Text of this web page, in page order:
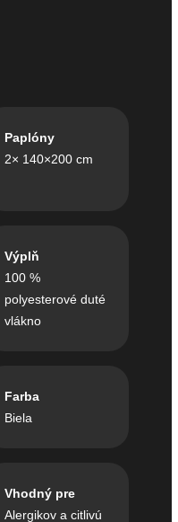
Paplóny
2× 140×200 cm
Výplň
100 %
polyesterové duté
vlákno
Farba
Biela
Vhodný pre
Alergikov a citlivú